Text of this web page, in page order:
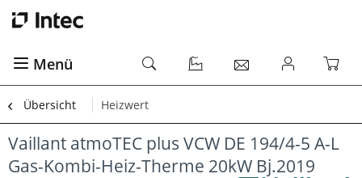
Menü
Übersicht Heizwert
Vaillant atmoTEC plus VCW DE 194/4-5 A-L
Gas-Kombi-Heiz-Therme 20kW Bj.2019